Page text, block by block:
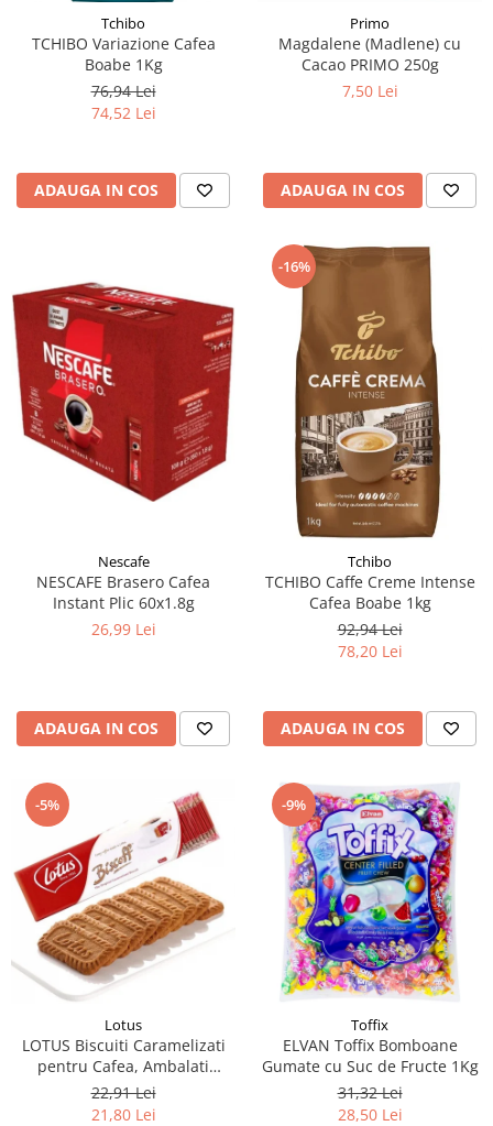
Tchibo
TCHIBO Variazione Cafea
Boabe 1Kg
76,94 Lei
74,52 Lei
ADAUGA IN COS
Primo
Magdalene (Madlene) cu
Cacao PRIMO 250g
7,50 Lei
ADAUGA IN COS
Nescafe
NESCAFE Brasero Cafea
Instant Plic 60x1.8g
26,99 Lei
ADAUGA IN COS
-16%
Tchibo
TCHIBO Caffe Creme Intense
Cafea Boabe 1kg
92,94 Lei
78,20 Lei
ADAUGA IN COS
-5%
Lotus
LOTUS Biscuiti Caramelizati
pentru Cafea, Ambalati
Individual 50buc 312.5g
22,91 Lei
21,80 Lei
-9%
Toffix
ELVAN Toffix Bomboane
Gumate cu Suc de Fructe 1Kg
31,32 Lei
28,50 Lei